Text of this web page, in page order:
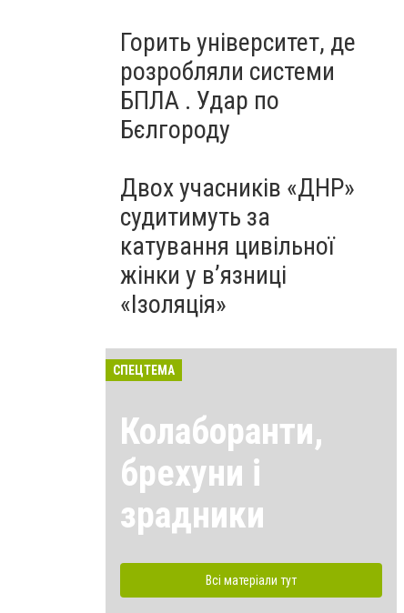
Горить університет, де
розробляли системи
БПЛА . Удар по
Бєлгороду
Двох учасників «ДНР»
судитимуть за
катування цивільної
жінки у в’язниці
«Ізоляція»
СПЕЦТЕМА
Колаборанти,
брехуни і
зрадники
Всі матеріали тут